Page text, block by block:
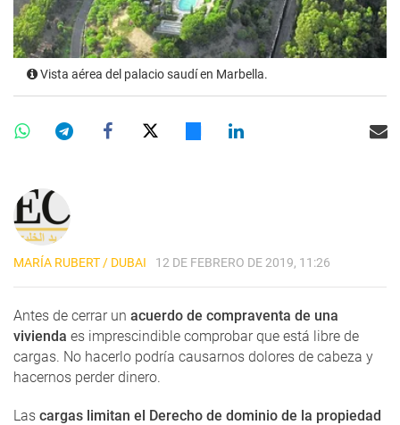
Vista aérea del palacio saudí en Marbella.
MARÍA RUBERT / DUBAI 12 DE FEBRERO DE 2019, 11:26
Antes de cerrar un acuerdo de compraventa de una
vivienda es imprescindible comprobar que está libre de
cargas. No hacerlo podría causarnos dolores de cabeza y
hacernos perder dinero.
Las cargas limitan el Derecho de dominio de la propiedad